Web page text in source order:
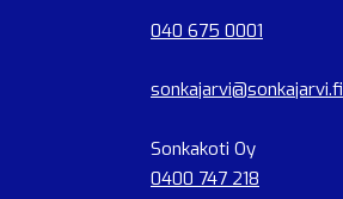
040 675 0001
sonkajarvi@sonkajarvi.fi
Sonkakoti Oy
0400 747 218